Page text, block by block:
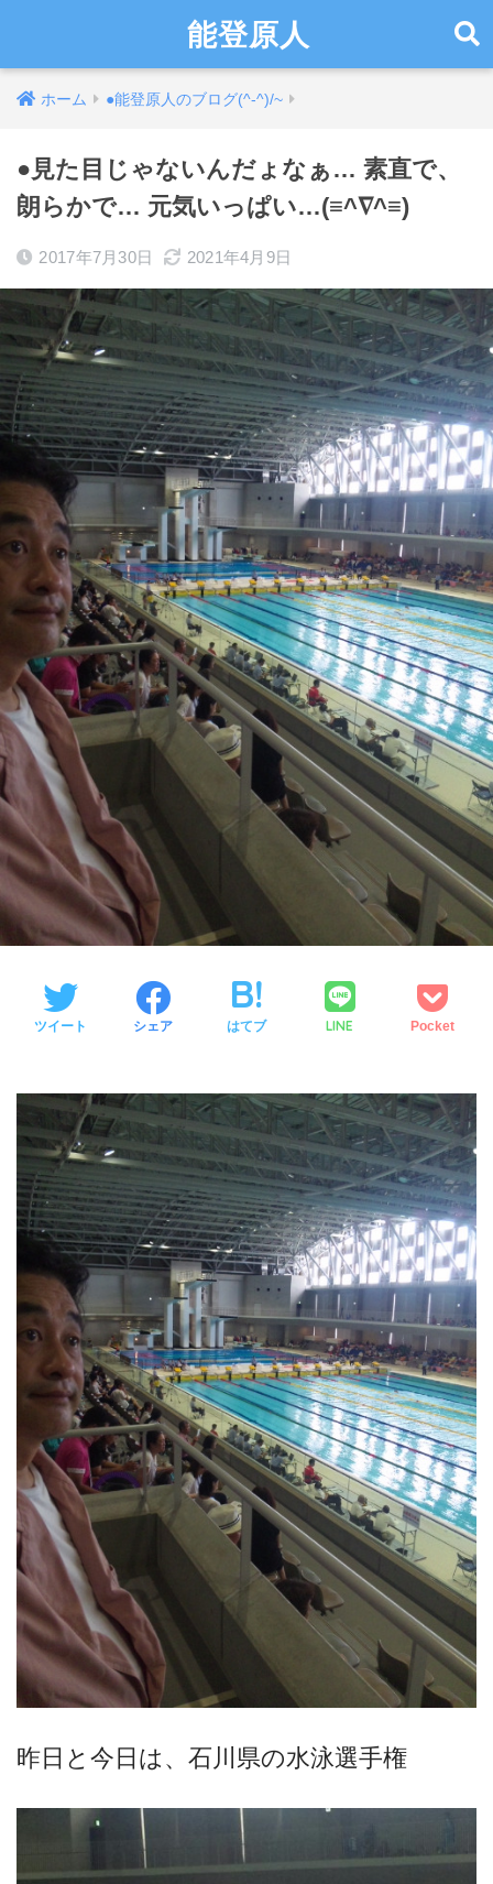
能登原人
ホーム ●能登原人のブログ(^-^)/~
●見た目じゃないんだょなぁ… 素直で、
朗らかで… 元気いっぱい…(≡^∇^≡)
2017年7月30日 2021年4月9日
ツイート シェア はてブ LINE Pocket
昨日と今日は、石川県の水泳選手権